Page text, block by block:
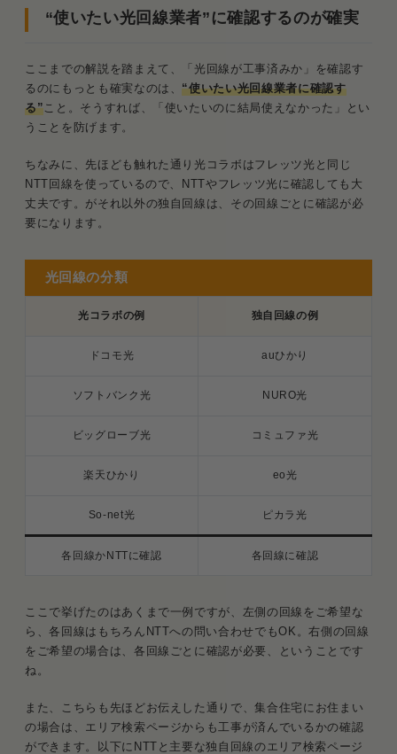
“使いたい光回線業者”に確認するのが確実
ここまでの解説を踏まえて、「光回線が工事済みか」を確認す
るのにもっとも確実なのは、“使いたい光回線業者に確認す
る” こと。そうすれば、「使いたいのに結局使えなかった」とい
うことを防げます。
ちなみに、先ほども触れた通り光コラボはフレッツ光と同じ
NTT回線を使っているので、NTTやフレッツ光に確認しても大
丈夫です。がそれ以外の独自回線は、その回線ごとに確認が必
要になります。
光コラボの例 独自回線の例
ドコモ光 auひかり
ソフトバンク光 NURO光
ビッグローブ光 コミュファ光
楽天ひかり eo光
So-net光 ピカラ光
各回線かNTTに確認 各回線に確認
光回線の分類
ここで挙げたのはあくまで一例ですが、左側の回線をご希望な
ら、各回線はもちろんNTTへの問い合わせでもOK。右側の回線
をご希望の場合は、各回線ごとに確認が必要、ということです
ね。
また、こちらも先ほどお伝えした通りで、集合住宅にお住まい
の場合は、エリア検索ページからも工事が済んでいるかの確認
ができます。以下にNTTと主要な独自回線のエリア検索ページ